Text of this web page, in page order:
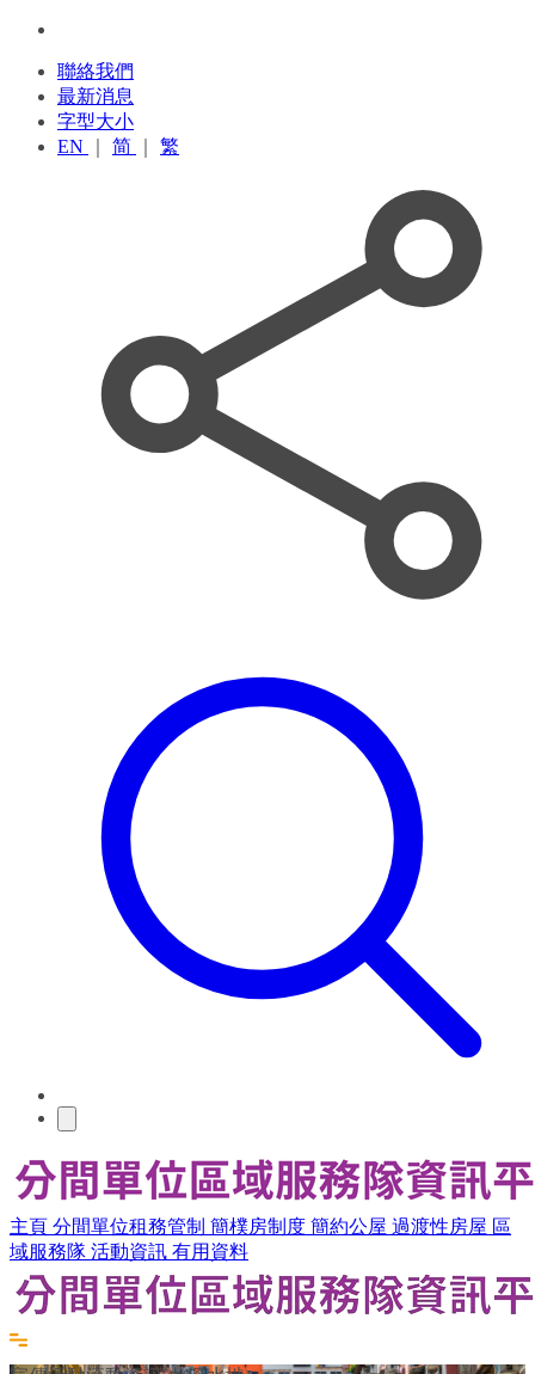
聯絡我們
最新消息
字型大小
EN
简 繁
主頁 分間單位租務管制 簡樸房制度 簡約公屋 過渡性房屋 區
域服務隊 活動資訊 有用資料